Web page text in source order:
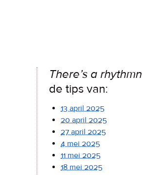
There’s a rhythmn
de tips van:
13 april 2025
20 april 2025
27 april 2025
4 mei 2025
11 mei 2025
18 mei 2025